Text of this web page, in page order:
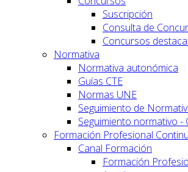
Suscripción
Consulta de
Concursos
Normativa
Normativa autonómica
Guías CTE
Normas UNE
Seguimiento de
Seguimiento normativo -
Formación Profesional
Canal Formación
Formación